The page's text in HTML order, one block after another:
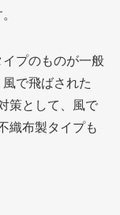
イプのものが一般
で飛ばされた
策として、風で
織布製タイプも